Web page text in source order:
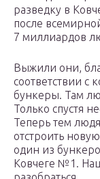
разведку в
после
7 миллиардов
Выжили они,
соответствии с
бункеры. Там
Только спустя
Теперь тем
отстроить
один из
Ковчеге №1.